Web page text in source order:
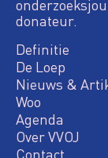
donateur.
Definitie
De Loep
Nieuws &
Woo
Agenda
Over VVOJ
Contact